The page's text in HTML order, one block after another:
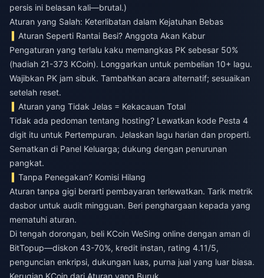
persis ini belasan kali—brutal.)
Aturan yang Salah: Keterlibatan dalam Kejatuhan Bebas
Aturan Seperti Rantai Besi? Anggota Akan Kabur
Pengaturan yang terlalu kaku memangkas PK sebesar 50%
(hadiah 21-373 KCoin). Longgarkan untuk pembelian 10+ lagu.
Wajibkan PK jam sibuk. Tambahkan acara alternatif; sesuaikan
setelah reset.
Aturan yang Tidak Jelas = Kekacauan Total
Tidak ada pedoman tentang hosting? Lewatkan kode Pesta 4
digit itu untuk Pertempuran. Jelaskan lagu harian dan properti.
Sematkan di Panel Keluarga; dukung dengan penurunan
pangkat.
Tanpa Penegakan? Komisi Hilang
Aturan tanpa gigi berarti pembayaran terlewatkan. Tarik metrik
dasbor untuk audit mingguan. Beri penghargaan kepada yang
mematuhi aturan.
Di tengah dorongan, beli KCoin WeSing online dengan aman di
BitTopup—diskon 43-70%, kredit instan, rating 4.11/5,
penguncian enkripsi, dukungan luas, purna jual yang luar biasa.